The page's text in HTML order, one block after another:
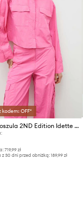
OFF*
2NDDAY koszula 2ND Edition Idette - Essential Texture
719,99 zł
z 30 dni przed obniżką: 189,99 zł